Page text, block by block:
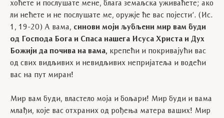
хоћете и послушате мене, блага земаљска уживаћете; ако
ли нећете и не послушате ме, оружје ће вас појести’. (Ис.
1, 19-20) А вама, синови моји љубљени мир вам буди
од Господа Бога и Спаса нашега Исуса Христа и Дух
Божији да почива на вама, крепећи и покривајући вас
од свих видљивих и невидљивих непријатеља и водећи
вас на пут миран!
Мир вам буди, властело моја и бољари! Мир буди и вама
млађи, које вас отхраних од рођења матера ваших! Мир